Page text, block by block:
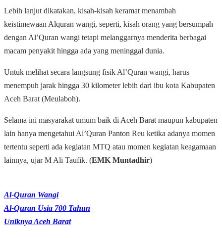
Lebih lanjut dikatakan, kisah-kisah keramat menambah
keistimewaan Alquran wangi, seperti, kisah orang yang bersumpah
dengan Al’Quran wangi tetapi melanggarnya menderita berbagai
macam penyakit hingga ada yang meninggal dunia.
Untuk melihat secara langsung fisik Al’Quran wangi, harus
menempuh jarak hingga 30 kilometer lebih dari ibu kota Kabupaten
Aceh Barat (Meulaboh).
Selama ini masyarakat umum baik di Aceh Barat maupun kabupaten
lain hanya mengetahui Al’Quran Panton Reu ketika adanya momen
tertentu seperti ada kegiatan MTQ atau momen kegiatan keagamaan
lainnya, ujar M Ali Taufik. (EMK Muntadhir)
Al-Quran Wangi
Al-Quran Usia 700 Tahun
Uniknya Aceh Barat